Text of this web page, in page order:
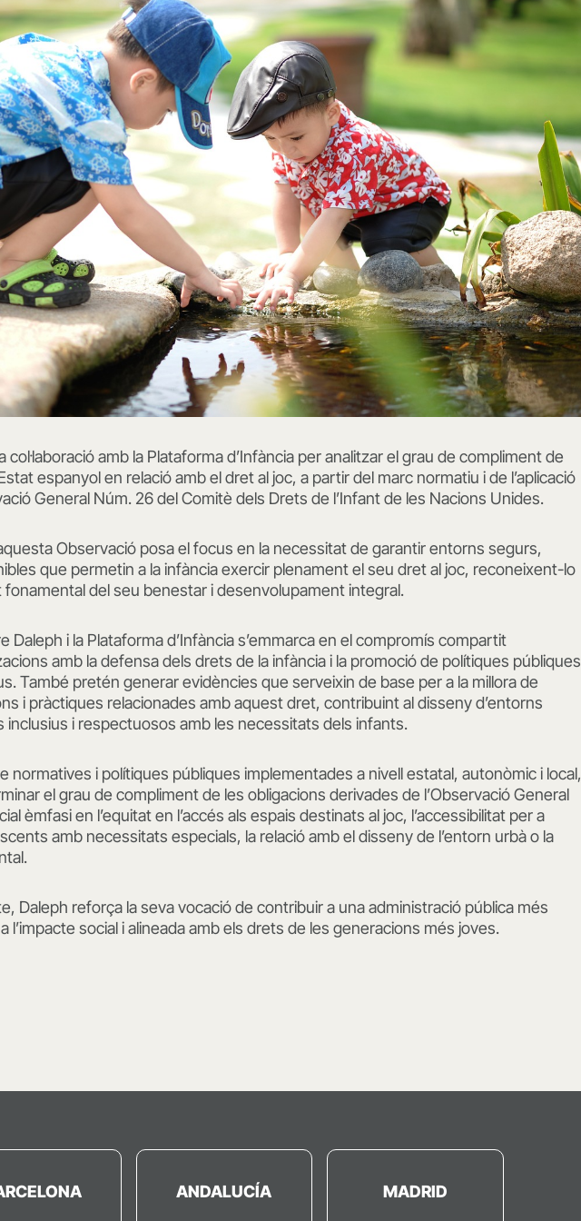
col·laboració amb la Plataforma d’Infància per analitzar el grau de compliment de
espanyol en relació amb el dret al joc, a partir del marc normatiu i de l’aplicació
General Núm. 26 del Comitè dels Drets de l’Infant de les Nacions Unides.
Observació posa el focus en la necessitat de garantir entorns segurs,
que permetin a la infància exercir plenament el seu dret al joc, reconeixent-lo
del seu benestar i desenvolupament integral.
Daleph i la Plataforma d’Infància s’emmarca en el compromís compartit
amb la defensa dels drets de la infància i la promoció de polítiques públiques
També pretén generar evidències que serveixin de base per a la millora de
i pràctiques relacionades amb aquest dret, contribuint al disseny d’entorns
inclusius i respectuosos amb les necessitats dels infants.
normatives i polítiques públiques implementades a nivell estatal, autonòmic i local,
el grau de compliment de les obligacions derivades de l’Observació General
èmfasi en l’equitat en l’accés als espais destinats al joc, l’accessibilitat per a
amb necessitats especials, la relació amb el disseny de l’entorn urbà o la
Daleph reforça la seva vocació de contribuir a una administració pública més
l’impacte social i alineada amb els drets de les generacions més joves.
ANDALUCÍA MADRID